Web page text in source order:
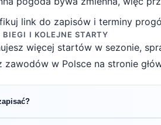
link do zapisów i terminy
BIEGI I KOLEJNE STARTY
więcej startów w sezonie,
zawodów w Polsce na stronie